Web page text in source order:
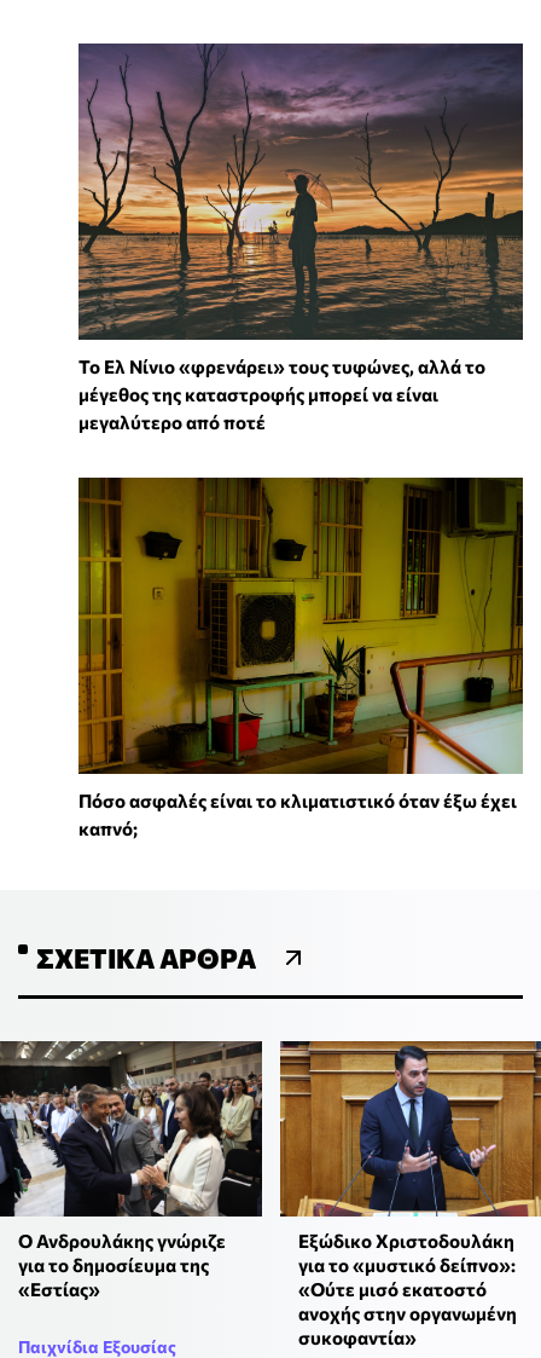
Το Ελ Νίνιο «φρενάρει» τους τυφώνες, αλλά το
μέγεθος της καταστροφής μπορεί να είναι
μεγαλύτερο από ποτέ
Πόσο ασφαλές είναι το κλιματιστικό όταν έξω έχει
καπνό;
ΣΧΕΤΙΚΆ ΆΡΘΡΑ
Ο Ανδρουλάκης γνώριζε
για το δημοσίευμα της
«Εστίας»
Παιχνίδια Εξουσίας
Εξώδικο Χριστοδουλάκη
για το «μυστικό δείπνο»:
«Ούτε μισό εκατοστό
ανοχής στην οργανωμένη
συκοφαντία»